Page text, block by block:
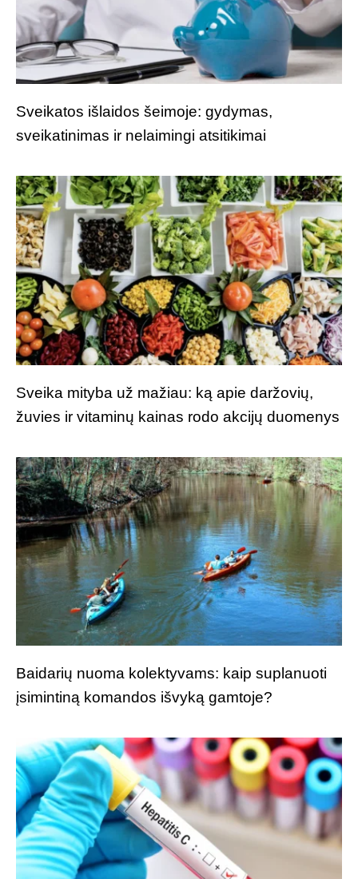
Sveikatos išlaidos šeimoje: gydymas,
sveikatinimas ir nelaimingi atsitikimai
Sveika mityba už mažiau: ką apie daržovių,
žuvies ir vitaminų kainas rodo akcijų duomenys
Baidarių nuoma kolektyvams: kaip suplanuoti
įsimintiną komandos išvyką gamtoje?